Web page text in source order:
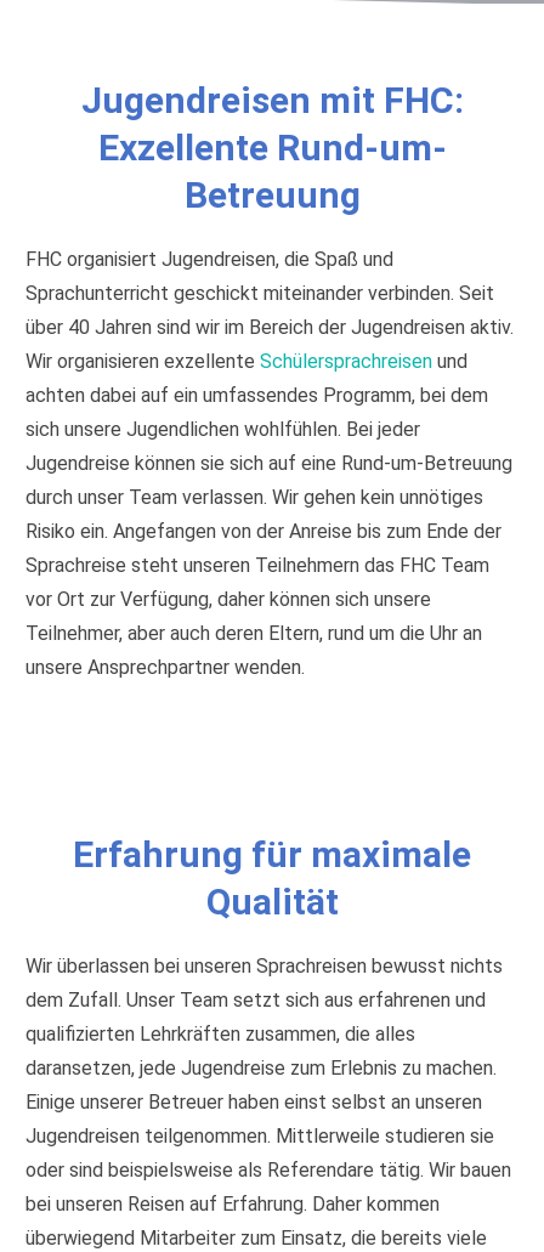
Jugendreisen mit FHC:
Exzellente Rund-um-
Betreuung
FHC organisiert Jugendreisen, die Spaß und
Sprachunterricht geschickt miteinander verbinden. Seit
über 40 Jahren sind wir im Bereich der Jugendreisen aktiv.
Wir organisieren exzellente Schülersprachreisen und
achten dabei auf ein umfassendes Programm, bei dem
sich unsere Jugendlichen wohlfühlen. Bei jeder
Jugendreise können sie sich auf eine Rund-um-Betreuung
durch unser Team verlassen. Wir gehen kein unnötiges
Risiko ein. Angefangen von der Anreise bis zum Ende der
Sprachreise steht unseren Teilnehmern das FHC Team
vor Ort zur Verfügung, daher können sich unsere
Teilnehmer, aber auch deren Eltern, rund um die Uhr an
unsere Ansprechpartner wenden.
Erfahrung für maximale
Qualität
Wir überlassen bei unseren Sprachreisen bewusst nichts
dem Zufall. Unser Team setzt sich aus erfahrenen und
qualifizierten Lehrkräften zusammen, die alles
daransetzen, jede Jugendreise zum Erlebnis zu machen.
Einige unserer Betreuer haben einst selbst an unseren
Jugendreisen teilgenommen. Mittlerweile studieren sie
oder sind beispielsweise als Referendare tätig. Wir bauen
bei unseren Reisen auf Erfahrung. Daher kommen
überwiegend Mitarbeiter zum Einsatz, die bereits viele